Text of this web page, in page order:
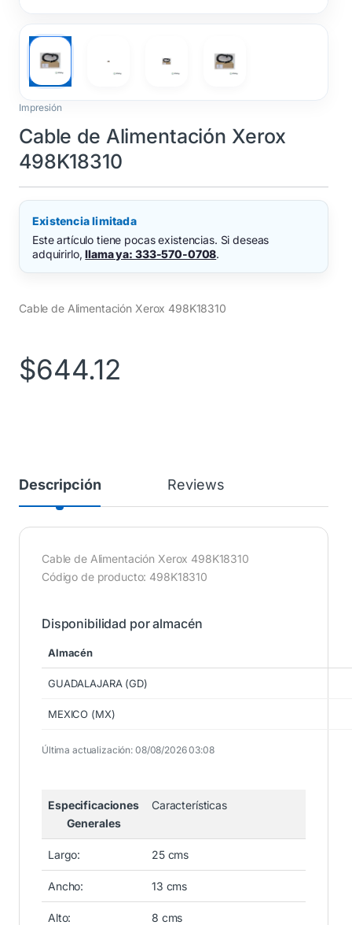
Impresión
Cable de Alimentación Xerox
498K18310
Existencia limitada
Este artículo tiene pocas existencias. Si deseas
adquirirlo,llama ya: 333-570-0708.
Cable de Alimentación Xerox 498K18310
$644.12
Descripción Reviews
Cable de Alimentación Xerox 498K18310
Código de producto: 498K18310
Disponibilidad por almacén
Almacén
GUADALAJARA (GD)
MEXICO (MX)
Última actualización: 08/08/2026 03:08
Especificaciones
Generales
Características
Largo: 25 cms
Ancho: 13 cms
Alto: 8 cms